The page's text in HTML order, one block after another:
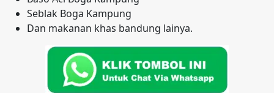
Seblak Boga Kampung
Dan makanan khas bandung lainya.